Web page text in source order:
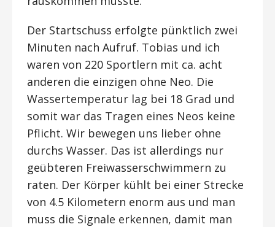
Der Startschuss erfolgte pünktlich zwei
Minuten nach Aufruf. Tobias und ich
waren von 220 Sportlern mit ca. acht
anderen die einzigen ohne Neo. Die
Wassertemperatur lag bei 18 Grad und
somit war das Tragen eines Neos keine
Pflicht. Wir bewegen uns lieber ohne
durchs Wasser. Das ist allerdings nur
geübteren Freiwasserschwimmern zu
raten. Der Körper kühlt bei einer Strecke
von 4.5 Kilometern enorm aus und man
muss die Signale erkennen, damit man